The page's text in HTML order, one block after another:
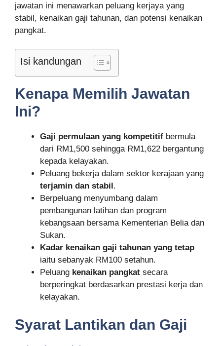
jawatan ini menawarkan peluang kerjaya yang
stabil, kenaikan gaji tahunan, dan potensi kenaikan
pangkat.
Isi kandungan
Kenapa Memilih Jawatan
Ini?
Gaji permulaan yang kompetitif bermula
dari RM1,500 sehingga RM1,622 bergantung
kepada kelayakan.
Peluang bekerja dalam sektor kerajaan yang
terjamin dan stabil.
Berpeluang menyumbang dalam
pembangunan latihan dan program
kebangsaan bersama Kementerian Belia dan
Sukan.
Kadar kenaikan gaji tahunan yang tetap
iaitu sebanyak RM100 setahun.
Peluang kenaikan pangkat secara
berperingkat berdasarkan prestasi kerja dan
kelayakan.
Syarat Lantikan dan Gaji